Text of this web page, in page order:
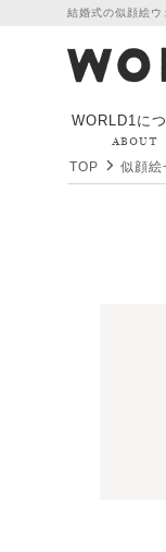
結婚式の似顔絵ウ
WORLD1に
ABOUT
TOP 似顔絵